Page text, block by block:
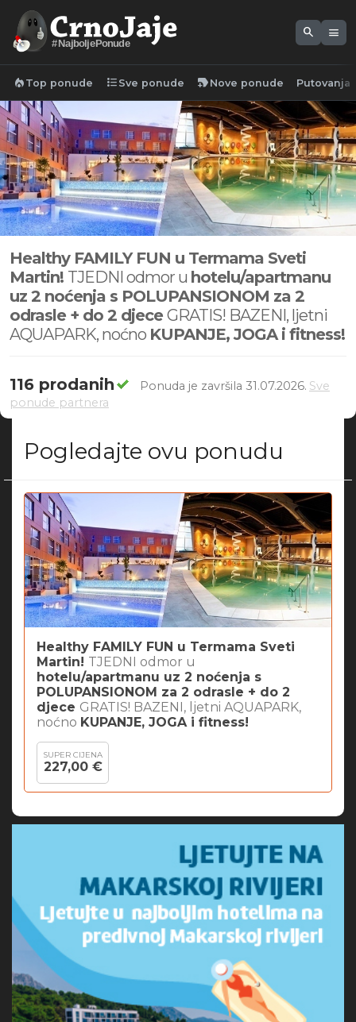
#NajboljePonude
search menu
local_fire_department Top ponude format_list_bulleted Sve ponude new_label Nove ponude Putovanja
Healthy FAMILY FUN u Termama Sveti
Martin! TJEDNI odmor u hotelu/apartmanu
uz 2 noćenja s POLUPANSIONOM za 2
odrasle + do 2 djece GRATIS! BAZENI, ljetni
AQUAPARK, noćno KUPANJE, JOGA i fitness!
116 prodanih Ponuda je završila 31.07.2026. Sve
ponude partnera
Pogledajte ovu ponudu
Healthy FAMILY FUN u Termama Sveti
Martin! TJEDNI odmor u
hotelu/apartmanu uz 2 noćenja s
POLUPANSIONOM za 2 odrasle + do 2
djece GRATIS! BAZENI, ljetni AQUAPARK,
noćno KUPANJE, JOGA i fitness!
SUPER CIJENA
227,00 €